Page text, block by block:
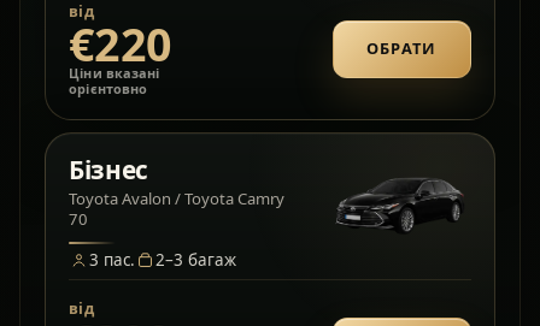
від
€220
Ціни вказані
орієнтовно
ОБРАТИ
Бізнес
Toyota Avalon / Toyota Camry
70
3 пас. 2–3 багаж
від